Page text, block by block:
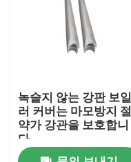
집
녹슬지 않는 강판 보일
러 커버는 마모방지 절
약가 강관을 보호합니
다